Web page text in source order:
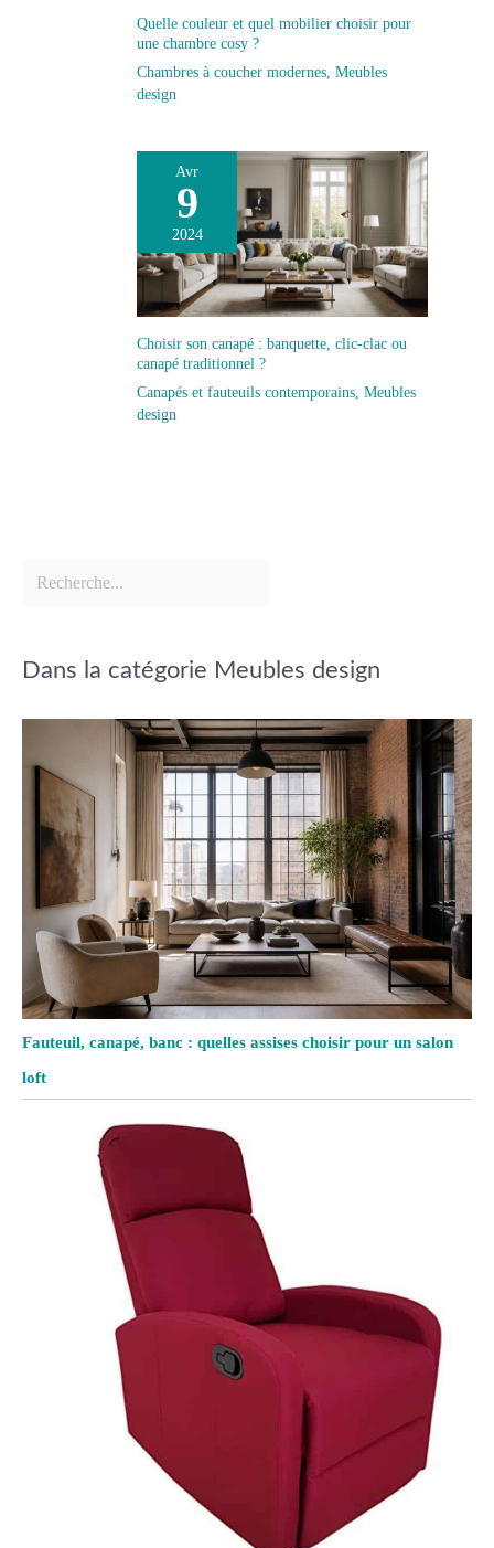
Quelle couleur et quel mobilier choisir pour
une chambre cosy ?
Chambres à coucher modernes, Meubles
design
Avr
9
2024
Choisir son canapé : banquette, clic-clac ou
canapé traditionnel ?
Canapés et fauteuils contemporains Meubles
design
Dans la catégorie Meubles design
Fauteuil, canapé, banc : quelles assises choisir pour un salon
loft